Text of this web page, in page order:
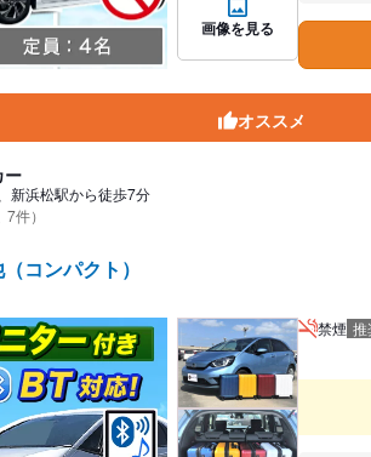
画像を見る
オススメ
ー
新浜松駅から徒歩7分
7件）
コンパクト）
禁煙 推